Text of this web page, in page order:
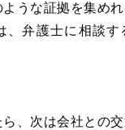
うな証拠を集め
、弁護士に相談す
、次は会社との